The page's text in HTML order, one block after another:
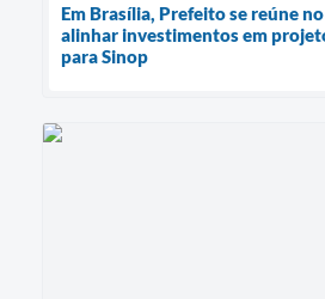
Em Brasília, Prefeito se reúne
alinhar investimentos em
para Sinop